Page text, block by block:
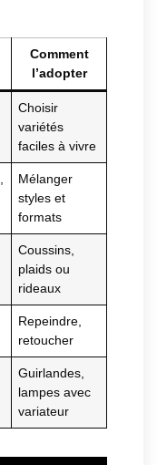
Comment
l’adopter
Choisir
variétés
faciles à vivre
Mélanger
styles et
formats
Coussins,
plaids ou
rideaux
Repeindre,
retoucher
Guirlandes,
lampes avec
variateur